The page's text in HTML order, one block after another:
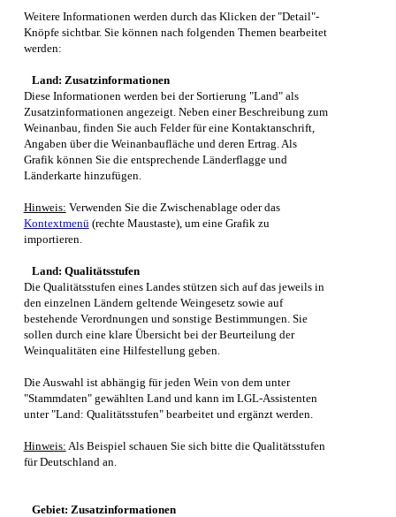
Weitere Informationen werden durch das Klicken der "Detail"-
Knöpfe sichtbar. Sie können nach folgenden Themen bearbeitet
werden:
Land: Zusatzinformationen
Diese Informationen werden bei der Sortierung "Land" als
Zusatzinformationen angezeigt. Neben einer Beschreibung zum
Weinanbau, finden Sie auch Felder für eine Kontaktanschrift,
Angaben über die Weinanbaufläche und deren Ertrag. Als
Grafik können Sie die entsprechende Länderflagge und
Länderkarte hinzufügen.
Hinweis: Verwenden Sie die Zwischenablage oder das
Kontextmenü (rechte Maustaste), um eine Grafik zu
importieren.
Land: Qualitätsstufen
Die Qualitätsstufen eines Landes stützen sich auf das jeweils in
den einzelnen Ländern geltende Weingesetz sowie auf
bestehende Verordnungen und sonstige Bestimmungen. Sie
sollen durch eine klare Übersicht bei der Beurteilung der
Weinqualitäten eine Hilfestellung geben.
Die Auswahl ist abhängig für jeden Wein von dem unter
"Stammdaten" gewählten Land und kann im LGL-Assistenten
unter "Land: Qualitätsstufen" bearbeitet und ergänzt werden.
Hinweis: Als Beispiel schauen Sie sich bitte die Qualitätsstufen
für Deutschland an.
Gebiet: Zusatzinformationen